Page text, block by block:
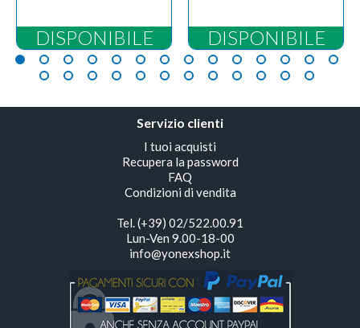
DISPONIBILE DISPONIBILE
Servizio clienti
I tuoi acquisti
Recupera la password
FAQ
Condizioni di vendita
Tel. (+39) 02/522.00.91
Lun-Ven 9.00-18-00
info@yonexshop.it